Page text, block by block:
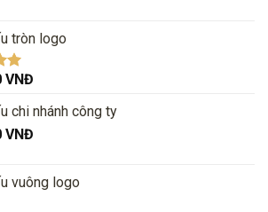
tròn logo
VNĐ
chi nhánh công ty
VNĐ
vuông logo